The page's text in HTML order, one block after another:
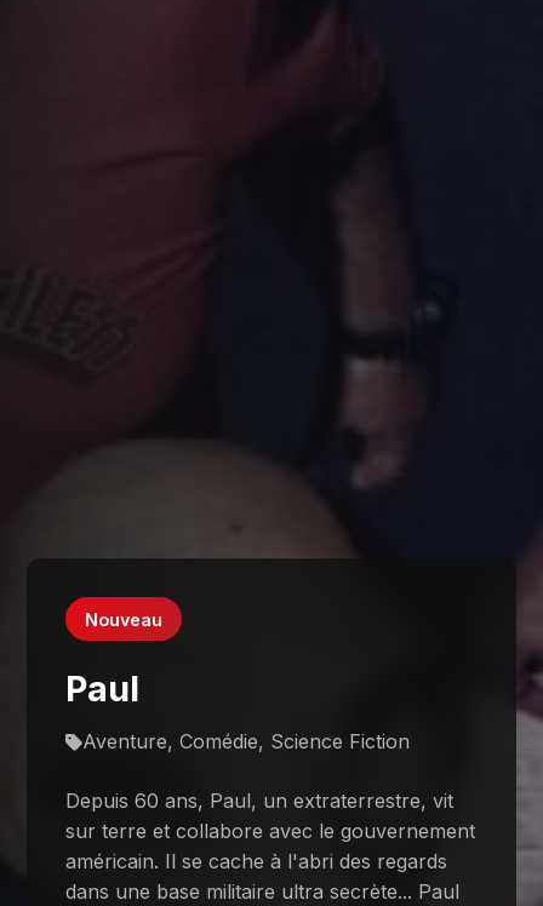
Nouveau
Paul
Aventure, Comédie, Science Fiction
Depuis 60 ans, Paul, un extraterrestre, vit
sur terre et collabore avec le gouvernement
américain. Il se cache à l'abri des regards
dans une base militaire ultra secrète... Paul